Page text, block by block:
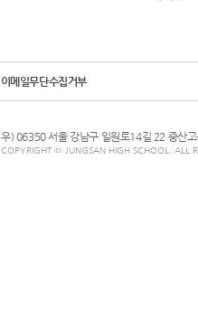
이메일무단수집거부
우) 06350 서울 강남구 일원로14길 22 중산
COPYRIGHT © JUNGSAN HIGH SCHOOL. ALL